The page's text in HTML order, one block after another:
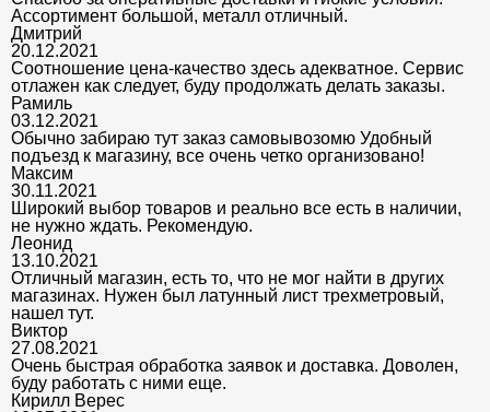
Ассортимент большой, металл отличный.
Дмитрий
20.12.2021
Соотношение цена-качество здесь адекватное. Сервис
отлажен как следует, буду продолжать делать заказы.
Рамиль
03.12.2021
Обычно забираю тут заказ самовывозомю Удобный
подъезд к магазину, все очень четко организовано!
Максим
30.11.2021
Широкий выбор товаров и реально все есть в наличии,
не нужно ждать. Рекомендую.
Леонид
13.10.2021
Отличный магазин, есть то, что не мог найти в других
магазинах. Нужен был латунный лист трехметровый,
нашел тут.
Виктор
27.08.2021
Очень быстрая обработка заявок и доставка. Доволен,
буду работать с ними еще.
Кирилл Верес